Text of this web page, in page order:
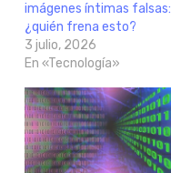
imágenes íntimas falsas:
¿quién frena esto?
3 julio, 2026
En «Tecnología»